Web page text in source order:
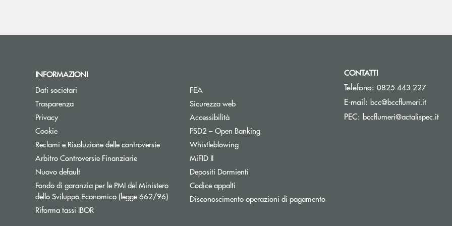
INFORMAZIONI
Dati societari
Trasparenza
Privacy
Cookie
Reclami e Risoluzione delle controversie
Arbitro Controversie FinanziarieApre una nuova finestra
Nuovo default
Fondo di garanzia per le PMI del Ministero
dello Sviluppo Economico (legge 662/96)Apre una nuova finestra
Riforma tassi IBORApre una nuova finestra
FEA
Sicurezza web
Accessibilità
PSD2 – Open BankingApre una nuova finestra
Whistleblowing
MiFID II
Depositi Dormienti
Codice appalti
Disconoscimento operazioni di pagamento
CONTATTI
Telefono: 0825 443 227
E-mail: bcc@bccflumeri.it(si
PEC: bccflumeri@actalispec.it(si